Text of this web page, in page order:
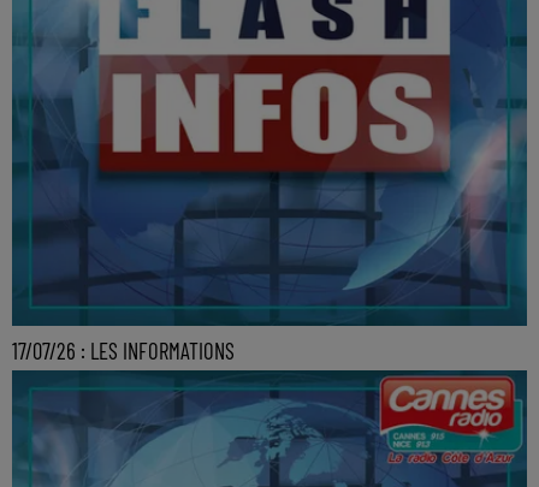
17/07/26 : LES INFORMATIONS